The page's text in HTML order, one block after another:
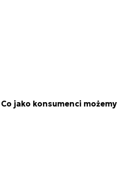
jako konsumenci możemy